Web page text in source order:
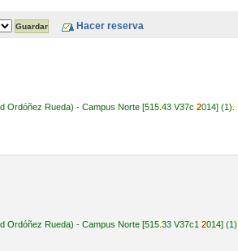
Ordóñez Rueda) - Campus Norte [515. 43 V37c 2014] (1)
Ordóñez Rueda) - Campus Norte [515. 33 V37c1 2014] (1)